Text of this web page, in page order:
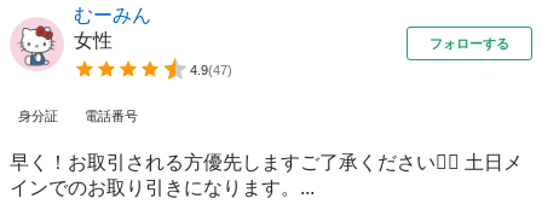
むーみん
女性
4.9(47)
フォローする
身分証 電話番号
早く！お取引される方優先しますご了承ください🙇‍♀️ 土日メ
インでのお取り引きになります。...